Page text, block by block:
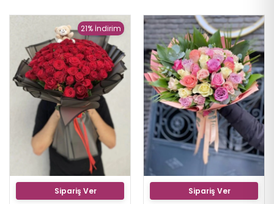
21% İndirim
Sipariş Ver Sipariş Ver